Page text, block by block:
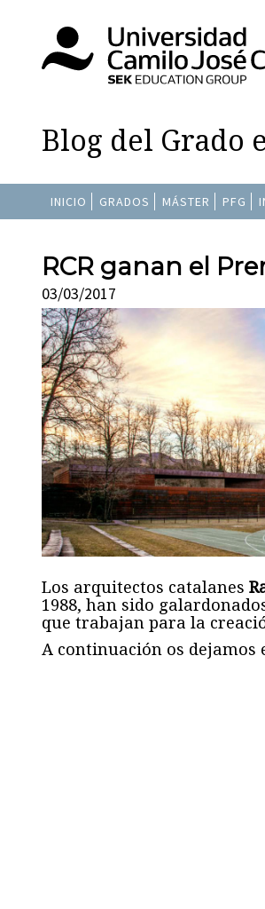
Blog del Grado
INICIO GRADOS MÁSTER PFG
RCR ganan el
03/03/2017
Los arquitectos catalanes
1988, han sido
que trabajan para la
A continuación os dejamos